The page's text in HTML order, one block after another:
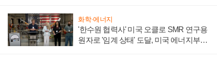
화학·에너지
'한수원 협력사' 미국 오클로 SMR 연구용
원자로 '임계 상태' 도달, 미국 에너지부